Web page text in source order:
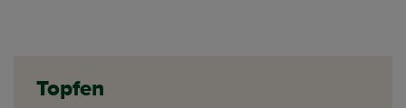
Topfen